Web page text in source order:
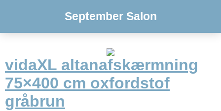
September Salon
vidaXL altanafskærmning
75×400 cm oxfordstof
gråbrun